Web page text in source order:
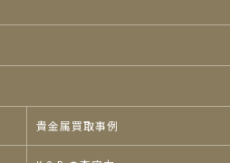
貴金属買取事例